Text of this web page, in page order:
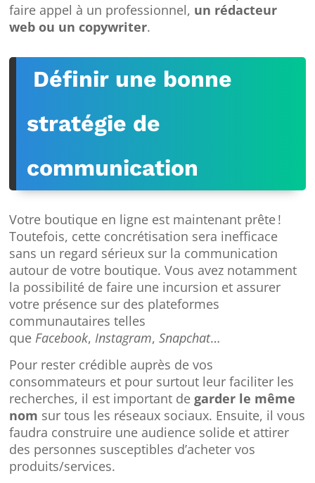
faire appel à un professionnel, un rédacteur
web ou un copywriter.
Définir une bonne
stratégie de
communication
Votre boutique en ligne est maintenant prête !
Toutefois, cette concrétisation sera inefficace
sans un regard sérieux sur la communication
autour de votre boutique. Vous avez notamment
la possibilité de faire une incursion et assurer
votre présence sur des plateformes
communautaires telles
que Facebook, Instagram,Snapchat…
Pour rester crédible auprès de vos
consommateurs et pour surtout leur faciliter les
recherches, il est important degarder le même
nom sur tous les réseaux sociaux. Ensuite, il vous
faudra construire une audience solide et attirer
des personnes susceptibles d’acheter vos
produits/services.